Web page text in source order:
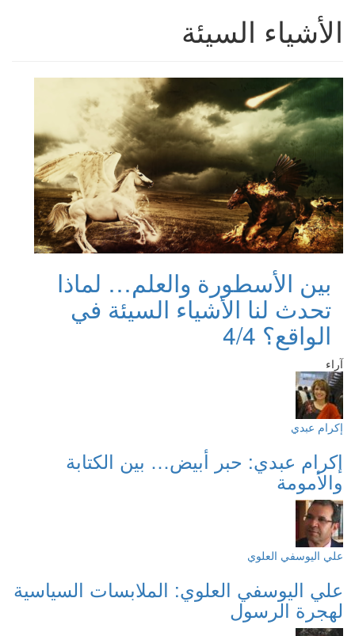
الأشياء السيئة
بين الأسطورة والعلم… لماذا
تحدث لنا الأشياء السيئة في
الواقع؟ 4/4
آراء
إكرام عبدي
إكرام عبدي: حبر أبيض… بين الكتابة
والأمومة
علي اليوسفي العلوي
علي اليوسفي العلوي: الملابسات السياسية
لهجرة الرسول